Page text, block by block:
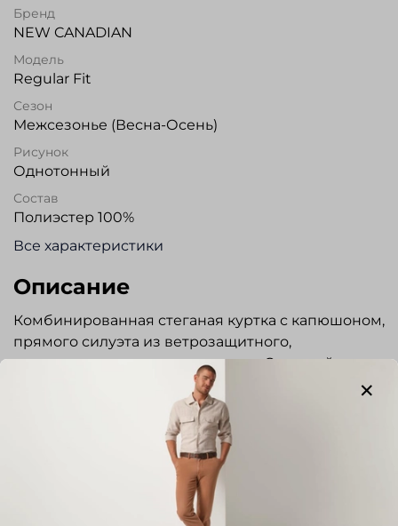
Бренд
NEW CANADIAN
Модель
Regular Fit
Сезон
Межсезонье (Весна-Осень)
Рисунок
Однотонный
Состав
Полиэстер 100%
Все характеристики
Описание
Комбинированная стеганая куртка с капюшоном,
прямого силуэта из ветрозащитного,
водоотталкивающего материала. Съемный
капюшон с утягивающей кулисой. Воротник-
стойка. Застежка на молнию и ветрозащитный
клапан на кнопках. Четыре боковых кармана с
застежкой на кнопки. Два нагрудных кармана с
застежкой на кнопки. Для дополнительного
тепла, внутри карманов мягкий флис.
Предусмотрено два внутренних кармана с